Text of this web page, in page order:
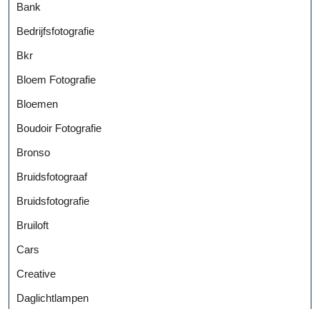
Bank
Bedrijfsfotografie
Bkr
Bloem Fotografie
Bloemen
Boudoir Fotografie
Bronso
Bruidsfotograaf
Bruidsfotografie
Bruiloft
Cars
Creative
Daglichtlampen